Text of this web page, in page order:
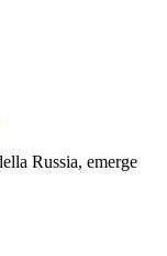
Russia, emerge